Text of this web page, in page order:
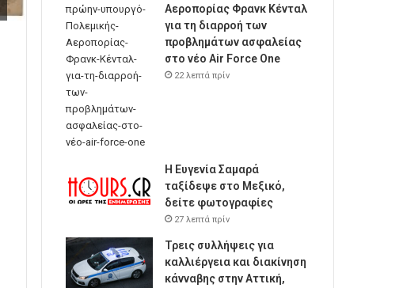
Αεροπορίας Φρανκ Κένταλ
για τη διαρροή των
προβλημάτων ασφαλείας
στο νέο Air Force One
22 λεπτά πρίν
Η Ευγενία Σαμαρά
ταξίδεψε στο Μεξικό,
δείτε φωτογραφίες
27 λεπτά πρίν
Τρεις συλλήψεις για
καλλιέργεια και διακίνηση
κάνναβης στην Αττική,